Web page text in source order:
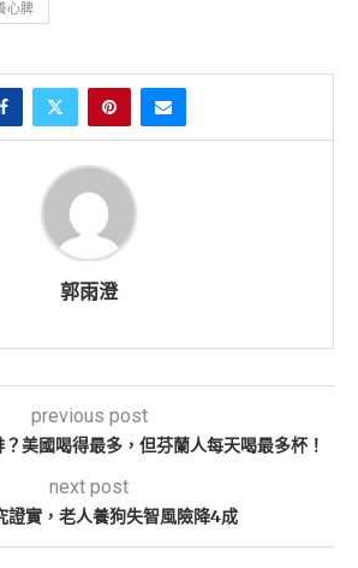
心脾
郭雨澄
previous post
美國喝得最多，但芬蘭人每天喝最多杯！
next post
證實，老人養狗失智風險降4成